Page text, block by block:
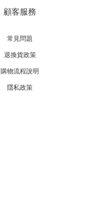
顧客服務
常見問題
退換貨政策
購物流程說明
隱私政策